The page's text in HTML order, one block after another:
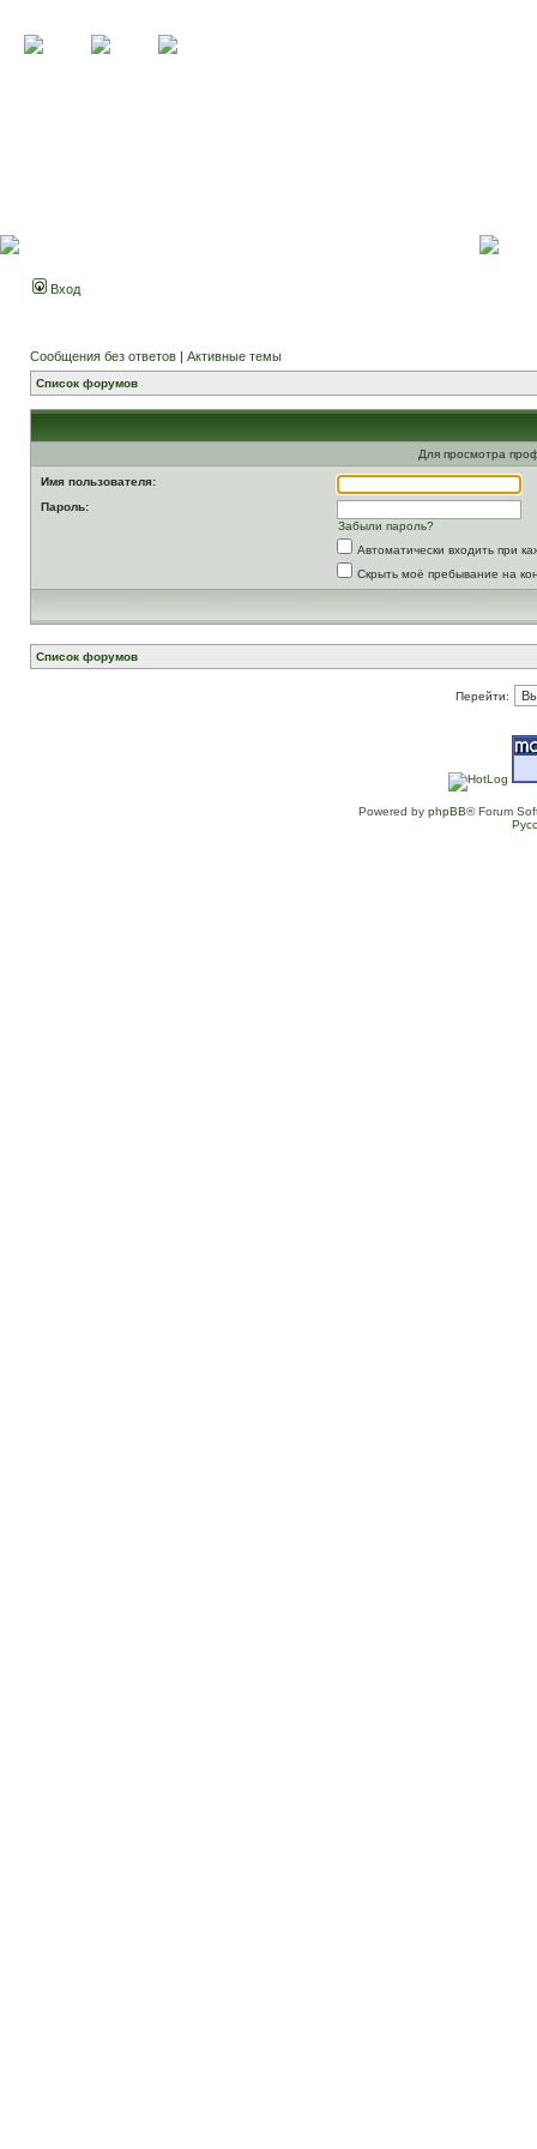
Вход
Сообщения без ответов | Активные темы
Список форумов
Для просмотра
Имя пользователя:
Пароль:
Забыли пароль?
Автоматически входить при
Скрыть моё пребывание на
Список форумов
Перейти:
Powered by phpBB® Forum